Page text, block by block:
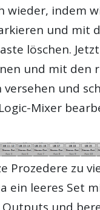
wieder, indem
und mit
löschen.
und mit den
und
Mixer
Prozedere zu
ein leeres Set
Outputs und